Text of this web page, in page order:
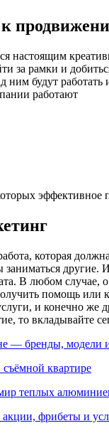
настоящим
за рамки и
будут
работают
которая
другие.
В любом
помощь или
и конечно же
то вкладывайте
— бренды, модели
квартире
теплых
акции, фрибеты и